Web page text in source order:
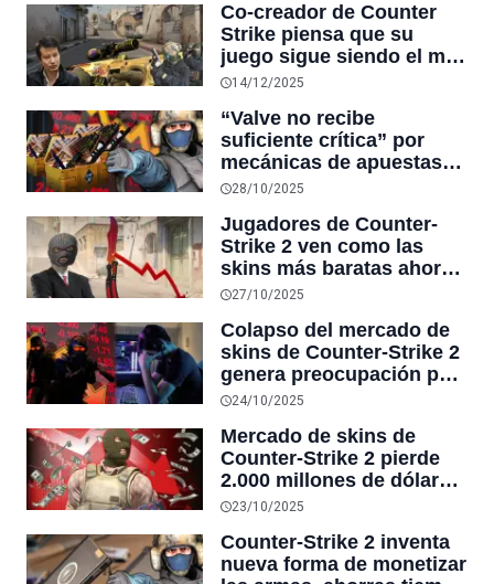
Legends y Counter-Strike
2: detectan sus clicks
ultrarrápidos como cheat
Co-creador de Counter
Strike piensa que su
juego sigue siendo el más
popular en Steam porque
jugarlo para obtener
skins y m***”
14/12/2025
“Valve no recibe
suficiente crítica” por
mecánicas de apuestas
en sus juegos, dice
colapso de $6 mil
millones de dólares en
Counter-Strike 2
28/10/2025
Jugadores de Counter-
Strike 2 ven como las
skins más baratas ahora
valen fortunas, mientras
codiciados pierden su
valor en $10 mil dólares
27/10/2025
Colapso del mercado de
skins de Counter-Strike 2
genera preocupación por
casos de autolesiones
afectados
24/10/2025
Mercado de skins de
Counter-Strike 2 pierde
2.000 millones de dólares
tras una actualización de
¿qué será mañana?”
23/10/2025
Counter-Strike 2 inventa
nueva forma de monetizar